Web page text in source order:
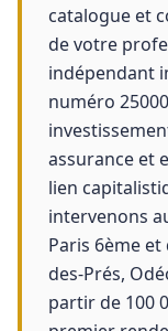
catalogue et
de votre
indépendant
numéro
assurance et
lien
intervenons
Paris 6ème
des-Prés,
partir de 100